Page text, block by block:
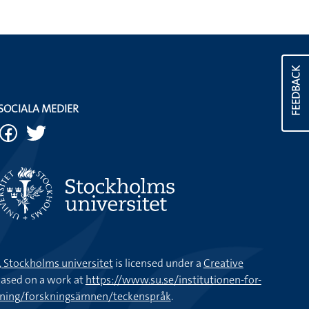
FEEDBACK
MEDIER
universitetis licensed under aCreative
on a work athttps://www.su.se/institutionen-for-
forskningsämnen/teckenspråk.